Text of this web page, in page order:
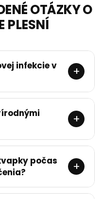
OTÁZKY O
PLESNÍ
infekcie v
+
+
počas
+